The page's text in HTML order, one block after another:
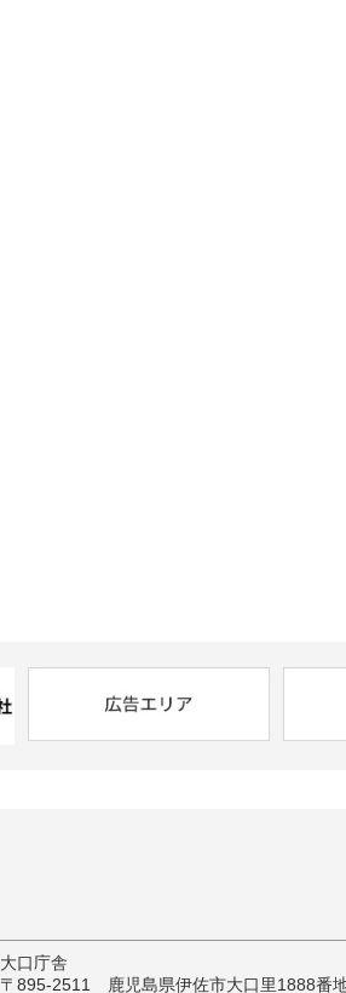
大口庁舎
〒895-2511 鹿児島県伊佐市大口里1888番